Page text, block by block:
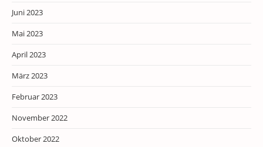
Juni 2023
Mai 2023
April 2023
März 2023
Februar 2023
November 2022
Oktober 2022